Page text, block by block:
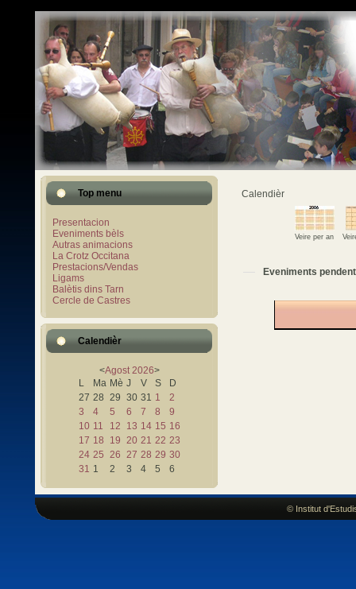
Top menu
Presentacion
Eveniments bèls
Autras animacions
La Crotz Occitana
Prestacions/Vendas
Ligams
Balètis dins Tarn
Cercle de Castres
Calendièr
<Agost 2026>
L
Ma Mè J V S
D
27 28 29 30 31 1
2
3
4 5 6 7 8
9
10 11 12 13 14 15 16
17 18 19 20 21 22 23
24 25 26 27 28 29 30
31 1 2 3 4 5 6
Calendièr
Veire per an
Eveniments pendent
© Institut